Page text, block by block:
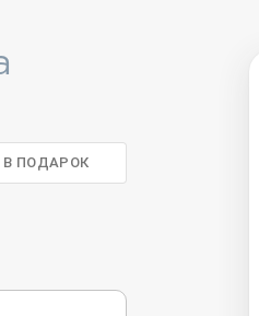
В ПОДАРОК